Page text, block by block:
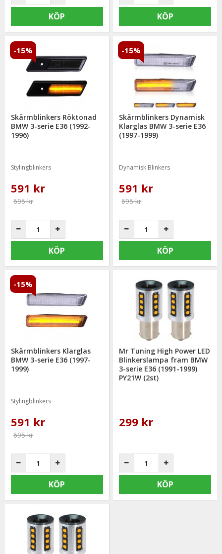
KÖP KÖP
Skärmblinkers Röktonad
BMW 3-serie E36 (1992-
1996)
Stylingblinkers
591 kr
695 kr
-15%
KÖP
Skärmblinkers Dynamisk
Klarglas BMW 3-serie E36
(1997-1999)
Dynamisk Blinkers
591 kr
695 kr
-15%
KÖP
Skärmblinkers Klarglas
BMW 3-serie E36 (1997-
1999)
Stylingblinkers
591 kr
695 kr
-15%
KÖP
Mr Tuning High Power LED
Blinkerslampa fram BMW
3-serie E36 (1991-1999)
PY21W (2st)
299 kr
KÖP